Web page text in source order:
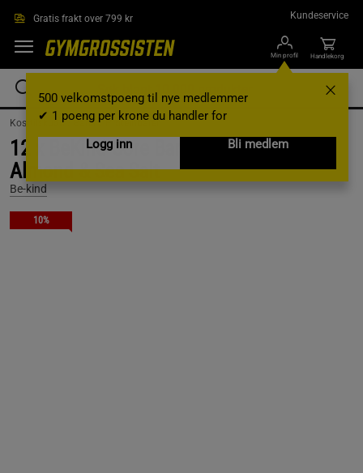
Gratis frakt over 799 kr Kundeservice
Min profil
500 velkomstpoeng til nye medlemmer
✔ 1 poeng per krone du handler for
Logg inn
Bli medlem
Handlekorg
Kosttilskudd / Barer / Proteinbarer
12 x BeKind Core Bar 40 g Caramel
Almond & Sea Salt
Be-kind
10%